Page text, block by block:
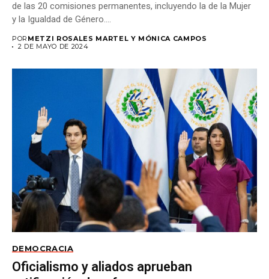
de las 20 comisiones permanentes, incluyendo la de la Mujer
y la Igualdad de Género....
POR METZI ROSALES MARTEL Y MÓNICA CAMPOS
2 DE MAYO DE 2024
DEMOCRACIA
Oficialismo y aliados aprueban